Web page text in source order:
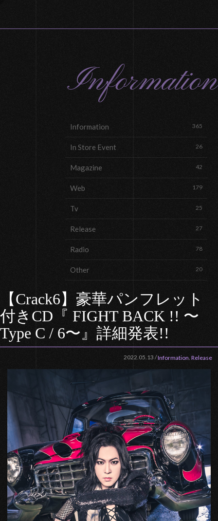
Information
Information 365
In Store Event 26
Magazine 42
Web 179
Tv 25
Release 27
Radio 78
Other 20
【Crack6】豪華パンフレット
付きCD『 FIGHT BACK !! 〜
Type C / 6〜』詳細発表!!
2022.05.13 /Information Release